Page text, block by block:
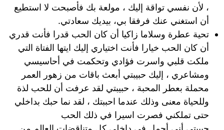
، لأن نفسي تواقة إليك ، مولعة بك فأصبحت لا استطيع
أن استغني عنك فرفقا بي، بيديك سعادتي.
تحية عطرة وسلاما زاكيا أن كان الحب قدرا فأنت قدري
أن كان الحب خيارا فأنت اختياري إليك ايتها الفتاة التي
ملكت قلبي واسرت فؤادي وتحكمت في أحاسيسي
ومشاعري ، إليك حبيبتي أبعث باقات من زهور العمر
محملة بعطر المحبة ، حبيبتي لقد عرفت أن للحب لذة
وللحياة معنى وذلك عندما احببتك ، لقد نما حبك بداخلي
حتى تملكني فصرت اسيرا في ذلك الحب